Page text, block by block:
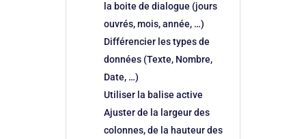
la boite de dialogue (jours
ouvrés, mois, année, …)
Différencier les types de
données (Texte, Nombre,
Date, …)
Utiliser la balise active
Ajuster de la largeur des
colonnes, de la hauteur des